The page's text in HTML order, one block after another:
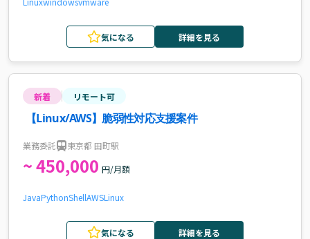
気になる 詳細を見る
新着 リモート可
【Linux/AWS】脆弱性対応支援案件
業務委託 東京都 田町駅
~ 450,000 円/月額
JavaPythonShellAWSLinux
気になる 詳細を見る